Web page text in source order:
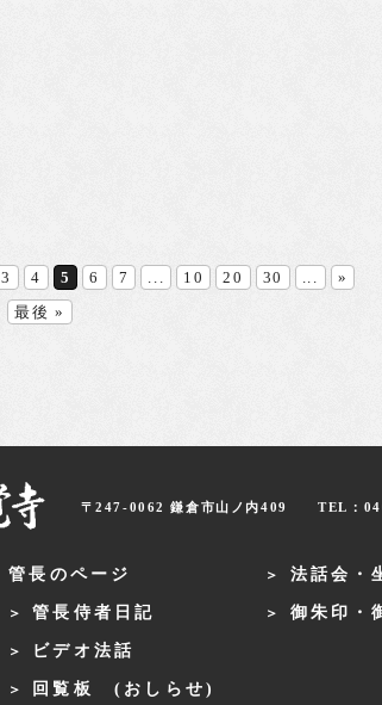
3 4 5 6 7 ... 10 20 30 ...
»
最後 »
〒247-0062 鎌倉市山ノ内409TEL：
管長のページ
管長侍者日記
ビデオ法話
回覧板 (おしらせ)
法話会・
御朱印・